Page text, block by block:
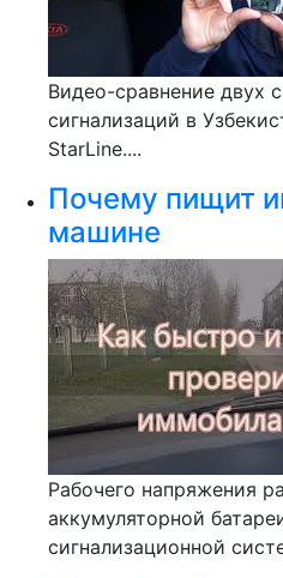
Видео-сравнение двух
сигнализаций в
StarLine....
Почему пищит
машине
Рабочего напряжения
аккумуляторной
сигнализационной